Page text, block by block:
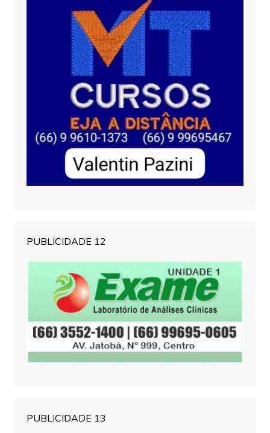
PUBLICIDADE 12
PUBLICIDADE 13